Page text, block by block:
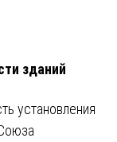
зданий
установления